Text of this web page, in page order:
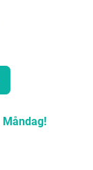
Måndag!